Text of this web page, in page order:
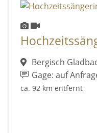
Bergisch
Gage: auf
ca. 92 km entfernt